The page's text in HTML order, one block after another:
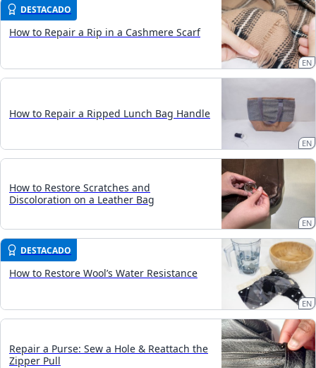
DESTACADO
How to Repair a Rip in a Cashmere Scarf
EN
How to Repair a Ripped Lunch Bag Handle
EN
How to Restore Scratches and
Discoloration on a Leather Bag
EN
DESTACADO
How to Restore Wool’s Water Resistance
EN
Repair a Purse: Sew a Hole & Reattach the
Zipper Pull